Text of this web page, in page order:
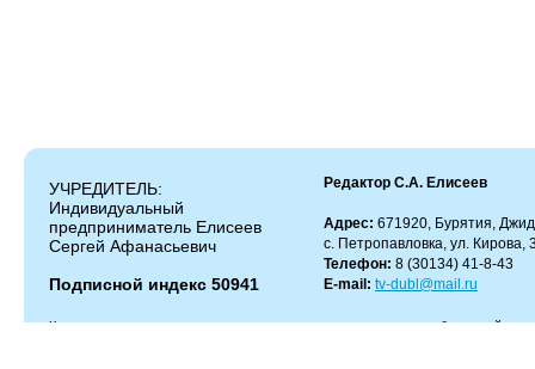
УЧРЕДИТЕЛЬ:
Индивидуальный
предприниматель Елисеев
Сергей Афанасьевич
Подписной индекс 50941
Редактор С.А. Елисеев
Адрес: 671920, Бурятия,
с. Петропавловка, ул. Кирова,
Телефон: 8 (30134) 41-8-43
E-mail: tv-dubl@mail.ru
Копирование и цитирование материалов разрешено только с работающей